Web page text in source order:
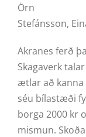
Örn
Stefánsson,
Akranes ferð
Skagaverk
ætlar að kanna
séu bílastæði
borga 2000 kr
mismun.